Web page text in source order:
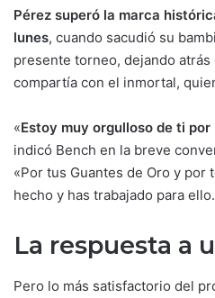
Pérez superó la marca
lunes, cuando sacudió su
presente torneo, dejando
compartía con el inmortal,
«Estoy muy orgulloso de ti
indicó Bench en la breve
«Por tus Guantes de Oro y por
hecho y has trabajado para ello.
La respuesta a
Pero lo más satisfactorio del